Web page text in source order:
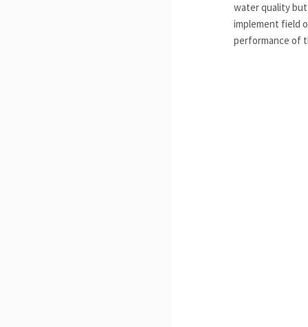
water quality
implement field
performance of